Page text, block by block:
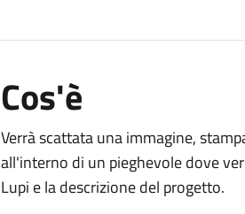
Cos'è
Verrà scattata una immagine,
all'interno di un pieghevole dove
Lupi e la descrizione del progetto.